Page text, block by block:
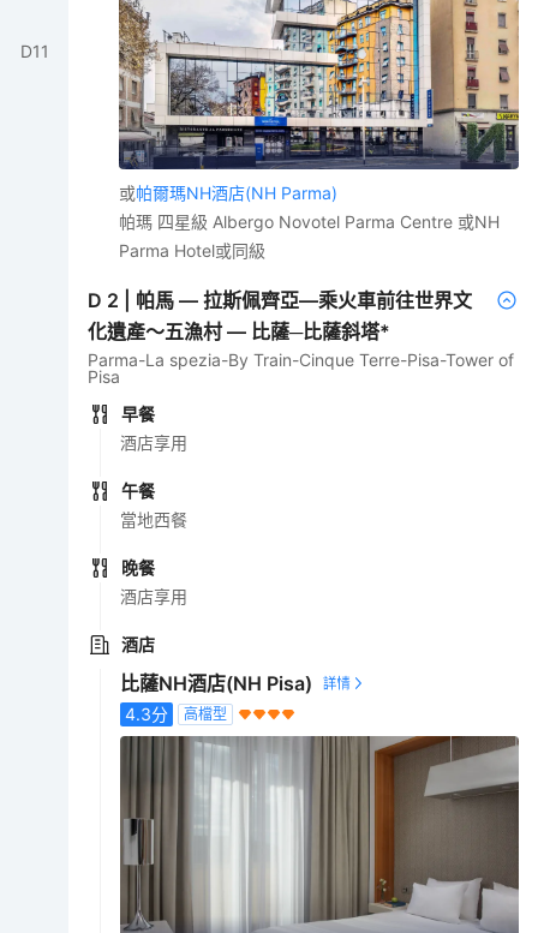
D11
或帕爾瑪NH酒店(NH Parma)
帕瑪 四星級 Albergo Novotel Parma Centre 或NH
Parma Hotel或同級
D 2
帕馬 — 拉斯佩齊亞—乘火車前往世界文
化遺產～五漁村 — 比薩─比薩斜塔*
Parma-La spezia-By Train-Cinque Terre-Pisa-Tower of
Pisa
早餐
酒店享用
午餐
當地西餐
晚餐
酒店享用
酒店
比薩NH酒店(NH Pisa)
4.3分 高檔型